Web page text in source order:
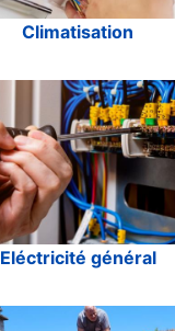
Climatisation
Eléctricité général